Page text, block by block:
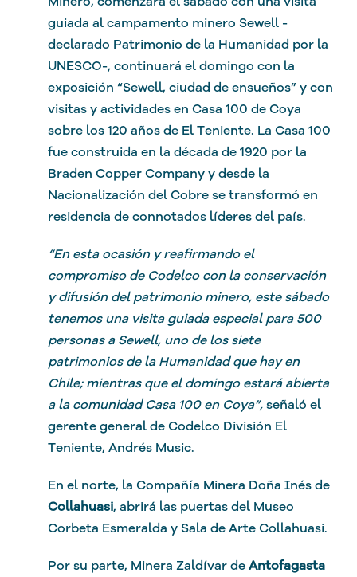
guiada al campamento minero Sewell -
declarado Patrimonio de la Humanidad por la
UNESCO-, continuará el domingo con la
exposición “Sewell, ciudad de ensueños” y con
visitas y actividades en Casa 100 de Coya
sobre los 120 años de El Teniente. La Casa 100
fue construida en la década de 1920 por la
Braden Copper Company y desde la
Nacionalización del Cobre se transformó en
residencia de connotados líderes del país.
“En esta ocasión y reafirmando el
compromiso de Codelco con la conservación
y difusión del patrimonio minero, este sábado
tenemos una visita guiada especial para 500
personas a Sewell, uno de los siete
patrimonios de la Humanidad que hay en
Chile; mientras que el domingo estará abierta
a la comunidad Casa 100 en Coya”, señaló el
gerente general de Codelco División El
Teniente, Andrés Music.
En el norte, la Compañía Minera Doña Inés de
Collahuasi, abrirá las puertas del Museo
Corbeta Esmeralda y Sala de Arte Collahuasi.
Por su parte, Minera Zaldívar de Antofagasta